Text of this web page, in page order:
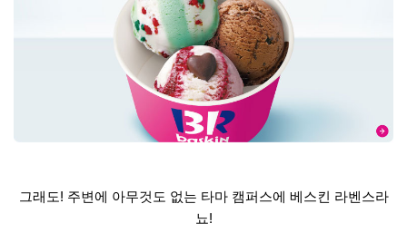
그래도! 주변에 아무것도 없는 타마 캠퍼스에 베스킨 라벤스라
뇨!